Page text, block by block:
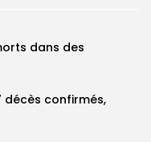
dans des
décès confirmés,